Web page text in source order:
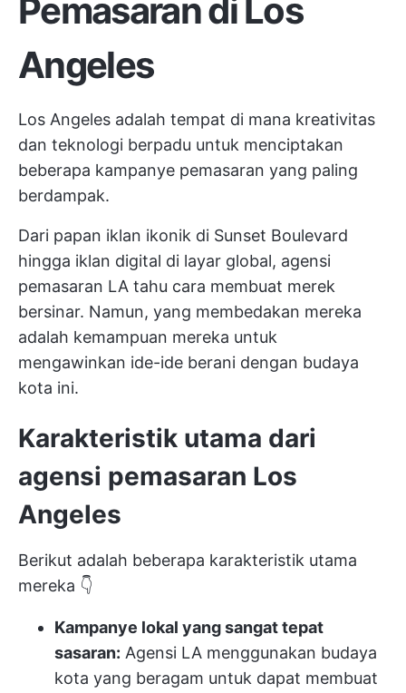
Pemasaran di Los
Angeles
Los Angeles adalah tempat di mana kreativitas
dan teknologi berpadu untuk menciptakan
beberapa kampanye pemasaran yang paling
berdampak.
Dari papan iklan ikonik di Sunset Boulevard
hingga iklan digital di layar global, agensi
pemasaran LA tahu cara membuat merek
bersinar. Namun, yang membedakan mereka
adalah kemampuan mereka untuk
mengawinkan ide-ide berani dengan budaya
kota ini.
Karakteristik utama dari
agensi pemasaran Los
Angeles
Berikut adalah beberapa karakteristik utama
mereka 👇
Kampanye lokal yang sangat tepat
sasaran: Agensi LA menggunakan budaya
kota yang beragam untuk dapat membuat